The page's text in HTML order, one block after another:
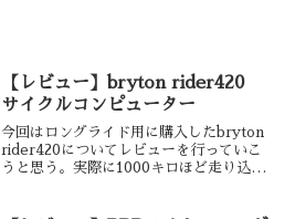
【レビュー】bryton rider420
サイクルコンピューター
今回はロングライド用に購入したbryton
rider420についてレビューを行っていこ
うと思う。実際に1000キロほど走り込ん